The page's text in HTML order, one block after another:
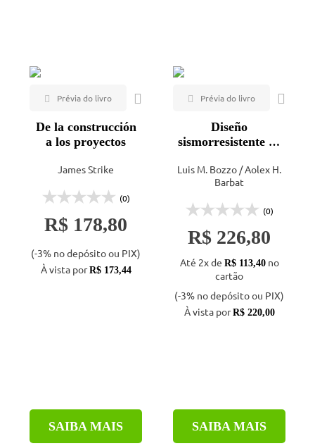
De la construcción
a los proyectos
James Strike
(0)
R$ 178,80
(-3% no depósito ou PIX)
À vista porR$ 173,44
SAIBA MAIS
Diseño
sismorresistente de
Luis M. Bozzo / Aolex H.
Barbat
(0)
R$ 226,80
Até 2x de R$ 113,40no
cartão
(-3% no depósito ou PIX)
À vista porR$ 220,00
SAIBA MAIS